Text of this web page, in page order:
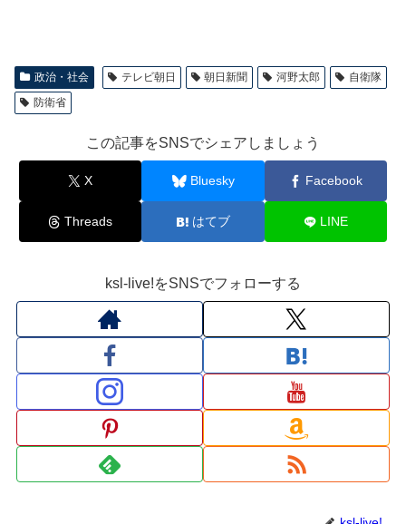
政治・社会 テレビ朝日 朝日新聞 河野太郎
自衛隊
防衛省
この記事をSNSでシェアしましょう
X Bluesky Facebook
Threads はてブ LINE
ksl-live!をSNSでフォローする